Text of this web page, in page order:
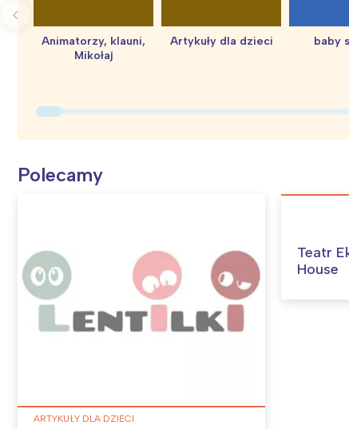
Animatorzy, klauni,
Mikołaj
Artykuły dla dzieci baby
Polecamy
ARTYKUŁY DLA DZIECI
Teatr
House